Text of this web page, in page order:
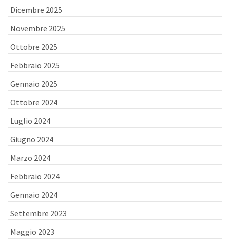
Dicembre 2025
Novembre 2025
Ottobre 2025
Febbraio 2025
Gennaio 2025
Ottobre 2024
Luglio 2024
Giugno 2024
Marzo 2024
Febbraio 2024
Gennaio 2024
Settembre 2023
Maggio 2023